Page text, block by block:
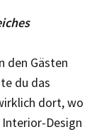
den Gästen
du das
dort, wo
Design